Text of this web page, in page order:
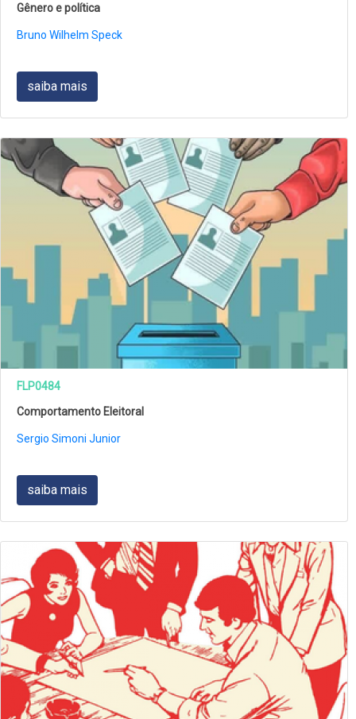
Gênero e política
Bruno Wilhelm Speck
saiba mais
FLP0484
Comportamento Eleitoral
Sergio Simoni Junior
saiba mais